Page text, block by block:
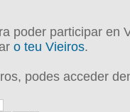
poder participar en
o teu Vieiros.
podes acceder